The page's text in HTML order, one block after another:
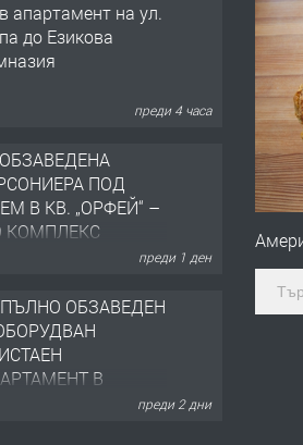
апартамент на ул.
до Езикова
преди 4 часа
ПОД
В КВ. „ОРФЕЙ“ –
КОМПЛЕКС
преди 1 ден
ОБЗАВЕДЕН
В
преди 2 дни